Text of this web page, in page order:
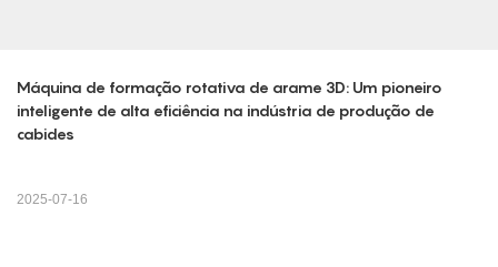
Máquina de formação rotativa de arame 3D: Um pioneiro
inteligente de alta eficiência na indústria de produção de
cabides
2025-07-16